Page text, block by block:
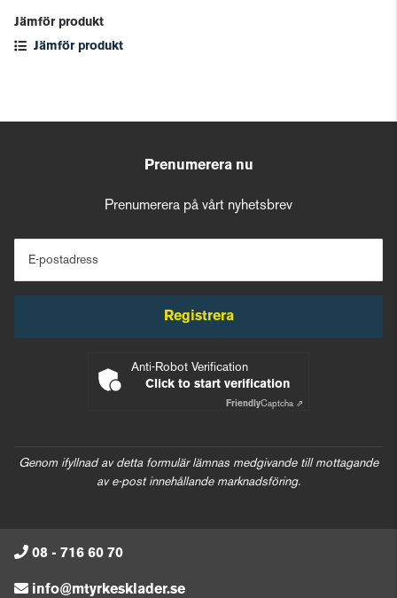
Jämför produkt
Jämför produkt
Prenumerera nu
Prenumerera på vårt nyhetsbrev
E-postadress
Registrera
Anti-Robot Verification
Click to start verification
FriendlyCaptcha ⇗
Genom ifyllnad av detta formulär lämnas medgivande till mottagande
av e-post innehållande marknadsföring.
08 - 716 60 70
info@mtyrkesklader.se